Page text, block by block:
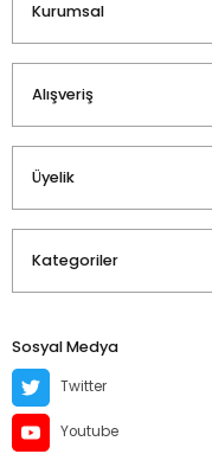
Kurumsal
Alışveriş
Üyelik
Kategoriler
Sosyal Medya
Twitter
Youtube